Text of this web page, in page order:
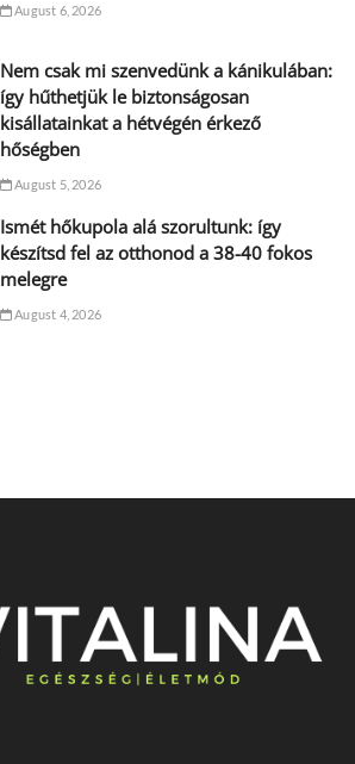
August 6, 2026
Nem csak mi szenvedünk a kánikulában:
így hűthetjük le biztonságosan
kisállatainkat a hétvégén érkező
hőségben
August 5, 2026
Ismét hőkupola alá szorultunk: így
készítsd fel az otthonod a 38-40 fokos
melegre
August 4, 2026